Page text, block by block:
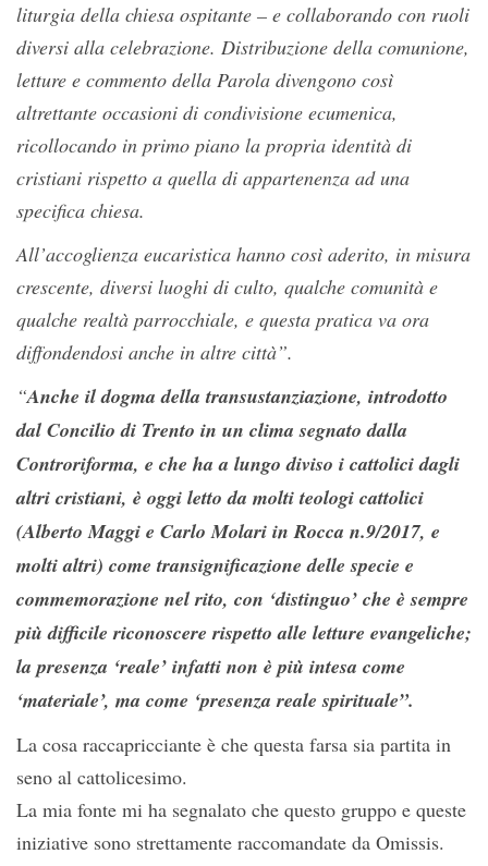
liturgia della chiesa ospitante – e collaborando con ruoli
diversi alla celebrazione. Distribuzione della comunione,
letture e commento della Parola divengono così
altrettante occasioni di condivisione ecumenica,
ricollocando in primo piano la propria identità di
cristiani rispetto a quella di appartenenza ad una
specifica chiesa.
All’accoglienza eucaristica hanno così aderito, in misura
crescente, diversi luoghi di culto, qualche comunità e
qualche realtà parrocchiale, e questa pratica va ora
diffondendosi anche in altre città”.
“Anche il dogma della transustanziazione, introdotto
dal Concilio di Trento in un clima segnato dalla
Controriforma, e che ha a lungo diviso i cattolici dagli
altri cristiani, è oggi letto da molti teologi cattolici
(Alberto Maggi e Carlo Molari in Rocca n.9/2017, e
molti altri) come transignificazione delle specie e
commemorazione nel rito, con ‘distinguo’ che è sempre
più difficile riconoscere rispetto alle letture evangeliche;
la presenza ‘reale’ infatti non è più intesa come
‘materiale’, ma come ‘presenza reale spirituale”.
La cosa raccapricciante è che questa farsa sia partita in
seno al cattolicesimo.
La mia fonte mi ha segnalato che questo gruppo e queste
iniziative sono strettamente raccomandate da Omissis.